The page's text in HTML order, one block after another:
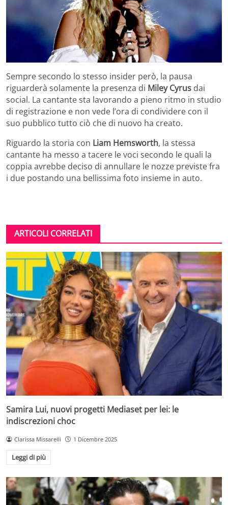
Sempre secondo lo stesso insider però, la pausa
riguarderà solamente la presenza di Miley Cyrus dai
social. La cantante sta lavorando a pieno ritmo in studio
di registrazione e non vede l’ora di condividere con il
suo pubblico tutto ciò che di nuovo ha creato.
Riguardo la storia con Liam Hemsworth, la stessa
cantante ha messo a tacere le voci secondo le quali la
coppia avrebbe deciso di annullare le nozze previste fra
i due postando una bellissima foto insieme in auto.
ARTICOLI CORRELATI
Samira Lui, nuovi progetti Mediaset per lei: le
indiscrezioni choc
Clarissa Missarelli 1 Dicembre 2025
Leggi di più